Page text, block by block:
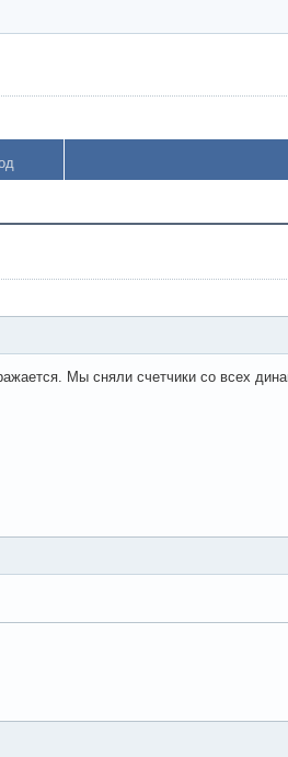
Мы сняли счетчики со всех